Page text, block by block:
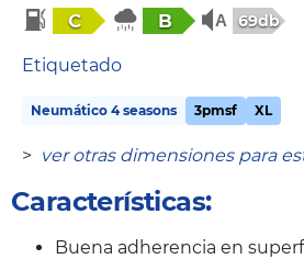
C B 69db
Etiquetado
Neumático 4 seasons 3pmsf XL
> ver otras dimensiones para
Características:
Buena adherencia en